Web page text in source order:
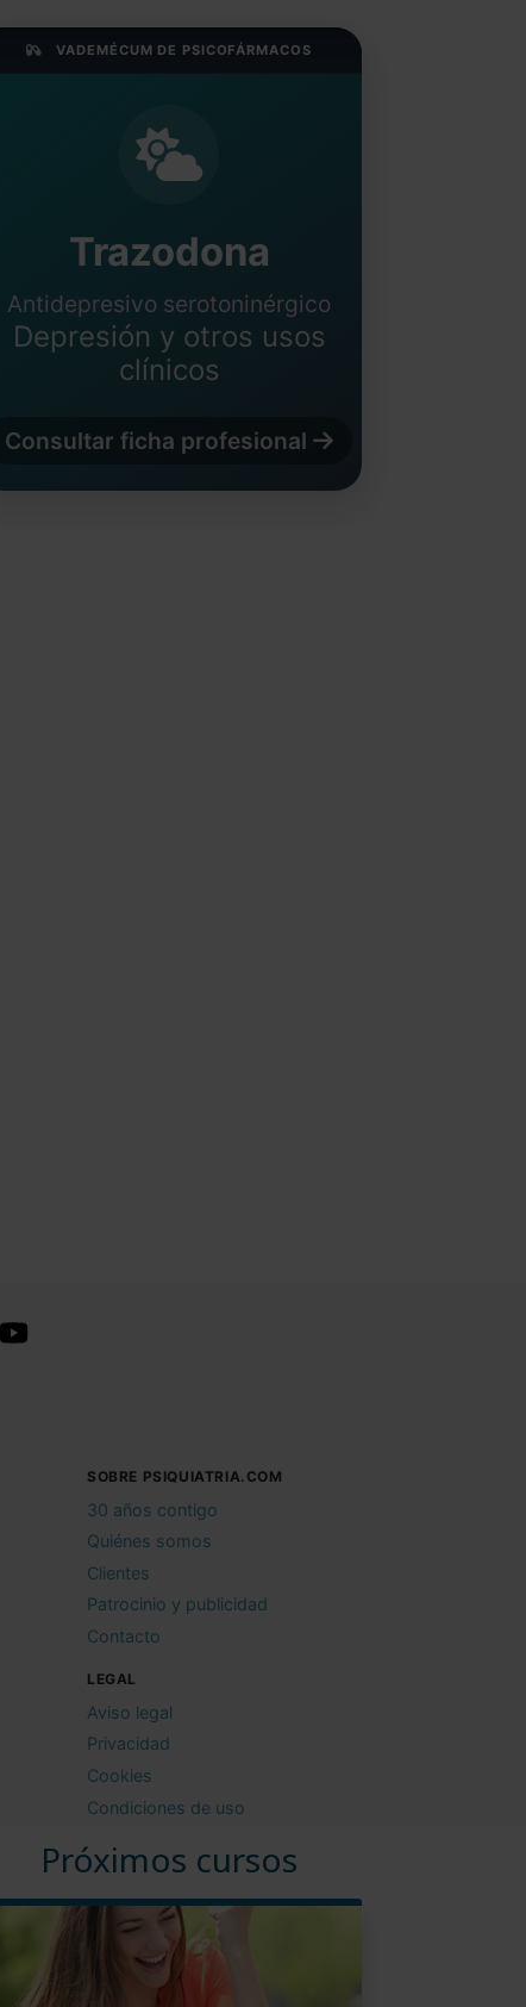
VADEMÉCUM DE PSICOFÁRMACOS
Trazodona
Antidepresivo serotoninérgico
Depresión y otros usos
clínicos
Consultar ficha profesional
Próximos cursos
SOBRE PSIQUIATRIA.COM
30 años contigo
Quiénes somos
Clientes
Patrocinio y publicidad
Contacto
LEGAL
Aviso legal
Privacidad
Cookies
Condiciones de uso